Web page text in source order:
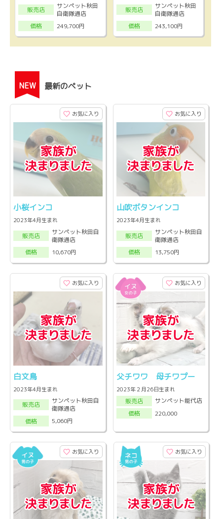
販売店
サンペット秋田
自衛隊通店
価格
249,700円
販売店
サンペット秋田
自衛隊通店
価格
243,100円
NEW 最新のペット
お気に入り
小桜インコ
2023年4月生まれ
販売店
サンペット秋田自
衛隊通店
価格
10,670円
お気に入り
山吹ボタンインコ
2023年4月生まれ
販売店
サンペット秋田自
衛隊通店
価格
13,750円
お気に入り
白文鳥
2023年4月生まれ
販売店
サンペット秋田自
衛隊通店
価格
5,060円
お気に入り
父チワワ 母チワプー
2023年２月26日生まれ
販売店
サンペット能代店
価格
220,000
お気に入り お気に入り